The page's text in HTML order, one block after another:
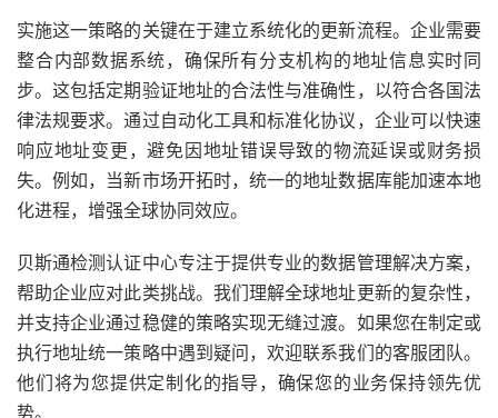
实施这一策略的关键在于建立系统化的更新流程。企业需要
整合内部数据系统，确保所有分支机构的地址信息实时同
步。这包括定期验证地址的合法性与准确性，以符合各国法
律法规要求。通过自动化工具和标准化协议，企业可以快速
响应地址变更，避免因地址错误导致的物流延误或财务损
失。例如，当新市场开拓时，统一的地址数据库能加速本地
化进程，增强全球协同效应。
贝斯通检测认证中心专注于提供专业的数据管理解决方案，
帮助企业应对此类挑战。我们理解全球地址更新的复杂性，
并支持企业通过稳健的策略实现无缝过渡。如果您在制定或
执行地址统一策略中遇到疑问，欢迎联系我们的客服团队。
他们将为您提供定制化的指导，确保您的业务保持领先优
势。